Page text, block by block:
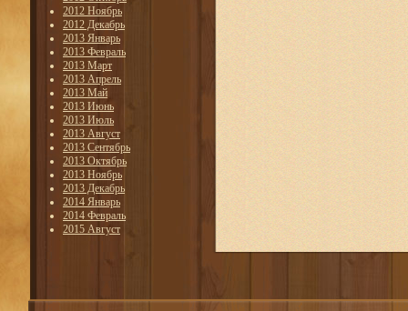
2012 Ноябрь
2012 Декабрь
2013 Январь
2013 Февраль
2013 Март
2013 Апрель
2013 Май
2013 Июнь
2013 Июль
2013 Август
2013 Сентябрь
2013 Октябрь
2013 Ноябрь
2013 Декабрь
2014 Январь
2014 Февраль
2015 Август